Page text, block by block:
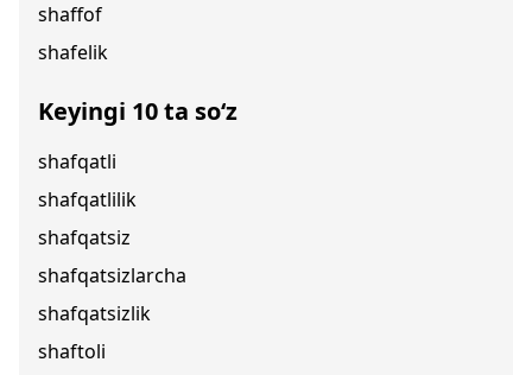
shaffof
shafelik
Keyingi 10 ta so‘z
shafqatli
shafqatlilik
shafqatsiz
shafqatsizlarcha
shafqatsizlik
shaftoli